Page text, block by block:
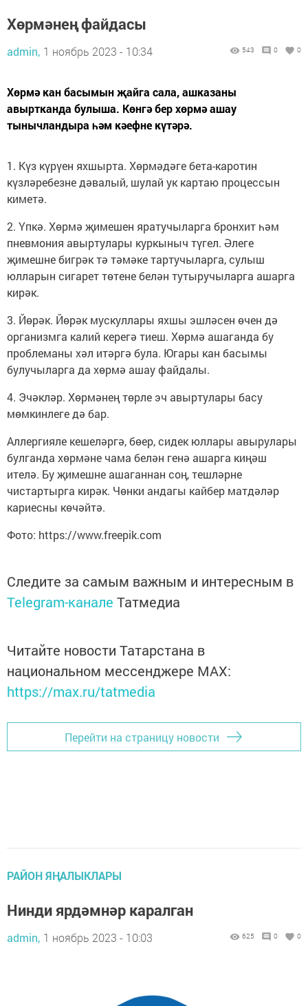
Хөрмәнең файдасы
admin, 1 ноябрь 2023 - 10:34 543 0 0
Хөрмә кан басымын җайга сала, ашказаны
авыртканда булыша. Көнгә бер хөрмә ашау
тынычландыра һәм кәефне күтәрә.
1. Күз күрүен яхшырта. Хөрмәдәге бета-каротин
күзләребезне дәвалый, шулай ук картаю процессын
киметә.
2. Үпкә. Хөрмә җимешен яратучыларга бронхит һәм
пневмония авыртулары куркыныч түгел. Әлеге
җимешне бигрәк тә тәмәке тартучыларга, сулыш
юлларын сигарет төтене белән тутыручыларга ашарга
кирәк.
3. Йөрәк. Йөрәк мускуллары яхшы эшләсен өчен дә
организмга калий керегә тиеш. Хөрмә ашаганда бу
проблеманы хәл итәргә була. Югары кан басымы
булучыларга да хөрмә ашау файдалы.
4. Эчәкләр. Хөрмәнең төрле эч авыртулары басу
мөмкинлеге дә бар.
Аллергияле кешеләргә, бөер, сидек юллары авырулары
булганда хөрмәне чама белән генә ашарга киңәш
ителә. Бу җимешне ашаганнан соң, тешләрне
чистартырга кирәк. Чөнки андагы кайбер матдәләр
кариесны көчәйтә.
Фото: https://www.freepik.com
Следите за самым важным и интересным в
Telegram-канале Татмедиа
Читайте новости Татарстана в
национальном мессенджере MАХ:
https://max.ru/tatmedia
Перейти на страницу новости
РАЙОН ЯҢАЛЫКЛАРЫ
Нинди ярдәмнәр каралган
admin, 1 ноябрь 2023 - 10:03 625 0 0